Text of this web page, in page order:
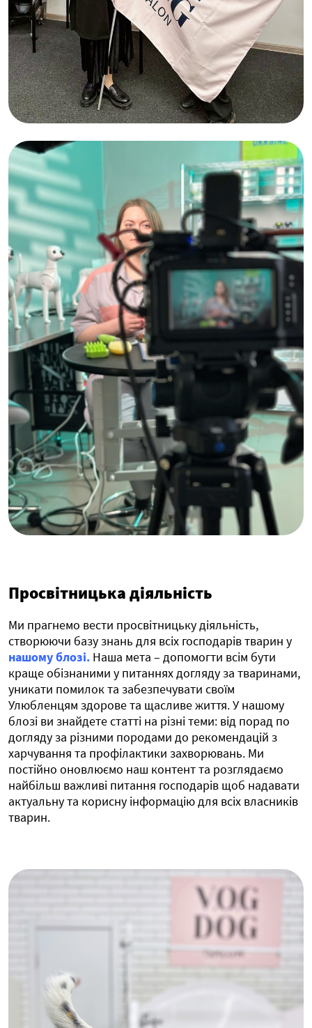
Просвітницька діяльність
Ми прагнемо вести просвітницьку діяльність,
створюючи базу знань для всіх господарів тварин у
нашому блозі. Наша мета – допомогти всім бути
краще обізнаними у питаннях догляду за тваринами,
уникати помилок та забезпечувати своїм
Улюбленцям здорове та щасливе життя. У нашому
блозі ви знайдете статті на різні теми: від порад по
догляду за різними породами до рекомендацій з
харчування та профілактики захворювань. Ми
постійно оновлюємо наш контент та розглядаємо
найбільш важливі питання господарів щоб надавати
актуальну та корисну інформацію для всіх власників
тварин.